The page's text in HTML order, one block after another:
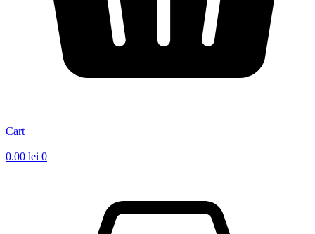
Cart
0.00 lei 0